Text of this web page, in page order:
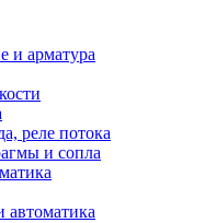
и арматура
реле потока
и сопла
автоматика